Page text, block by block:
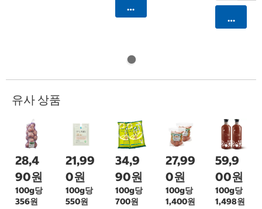
카트에 담기
카트에
유사 상품
28,4
90원
100g당
356원
21,99
0원
100g당
550원
34,9
90원
100g당
700원
27,99
0원
100g당
1,400원
59,9
00원
100g당
1,498원